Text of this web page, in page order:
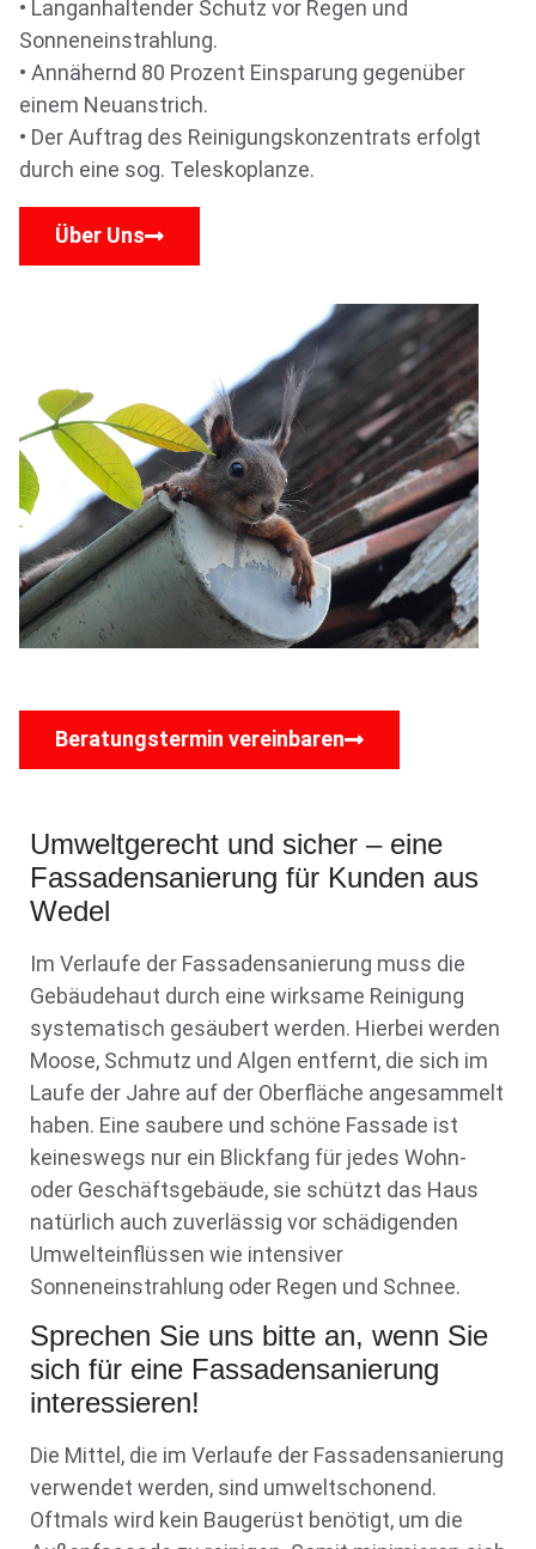
• Langanhaltender Schutz vor Regen und
Sonneneinstrahlung.
• Annähernd 80 Prozent Einsparung gegenüber
einem Neuanstrich.
• Der Auftrag des Reinigungskonzentrats erfolgt
durch eine sog. Teleskoplanze.
Über Uns
Beratungstermin vereinbaren
Umweltgerecht und sicher – eine
Fassadensanierung für Kunden aus
Wedel
Im Verlaufe der Fassadensanierung muss die
Gebäudehaut durch eine wirksame Reinigung
systematisch gesäubert werden. Hierbei werden
Moose, Schmutz und Algen entfernt, die sich im
Laufe der Jahre auf der Oberfläche angesammelt
haben. Eine saubere und schöne Fassade ist
keineswegs nur ein Blickfang für jedes Wohn-
oder Geschäftsgebäude, sie schützt das Haus
natürlich auch zuverlässig vor schädigenden
Umwelteinflüssen wie intensiver
Sonneneinstrahlung oder Regen und Schnee.
Sprechen Sie uns bitte an, wenn Sie
sich für eine Fassadensanierung
interessieren!
Die Mittel, die im Verlaufe der Fassadensanierung
verwendet werden, sind umweltschonend.
Oftmals wird kein Baugerüst benötigt, um die